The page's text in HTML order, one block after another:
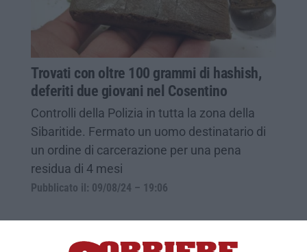
Trovati con oltre 100 grammi di hashish,
deferiti due giovani nel Cosentino
Controlli della Polizia in tutta la zona della
Sibaritide. Fermato un uomo destinatario di
un ordine di carcerazione per una pena
residua di 4 mesi
Pubblicato il: 09/08/24 – 19:06